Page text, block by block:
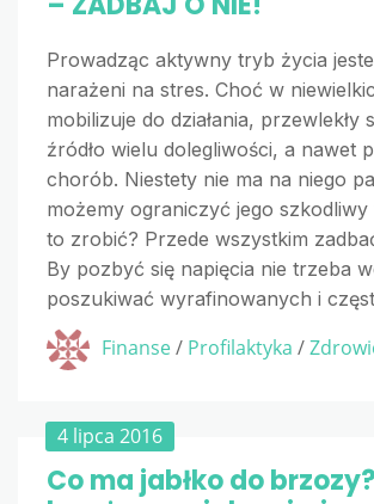
Prowadząc aktywny tryb życia
narażeni na stres. Choć w
mobilizuje do działania, przewlekły
źródło wielu dolegliwości, a nawet
chorób. Niestety nie ma na niego
możemy ograniczyć jego szkodliwy
to zrobić? Przede wszystkim
By pozbyć się napięcia nie trzeba
poszukiwać wyrafinowanych i
Finanse/ Profilaktyka /
4 lipca 2016
Co ma jabłko do